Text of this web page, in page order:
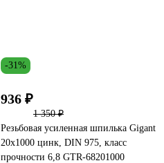
-31%
936 ₽
1 350 ₽
Резьбовая усиленная шпилька Gigant
20x1000 цинк, DIN 975, класс
прочности 6,8 GTR-68201000